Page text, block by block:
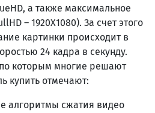
а также максимальное
– 1920Х1080). За счет этого
картинки происходит в
24 кадра в секунду.
которым многие решают
купить отмечают:
алгоритмы сжатия видео